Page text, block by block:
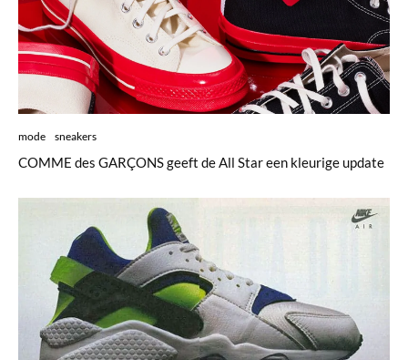
mode sneakers
COMME des GARÇONS geeft de All Star een kleurige update